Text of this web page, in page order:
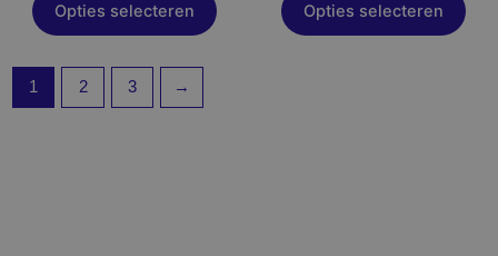
Opties selecteren Opties selecteren
1 2 3 →